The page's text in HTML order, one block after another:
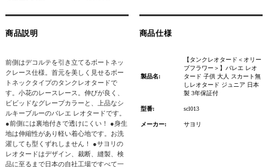
商品説明
前側はデコルテを引き立てるボートネッ
クレース仕様。首元を美しく見せるボー
トネックタイプのタンクレオタードで
す。小花のレースレース。伸びが良く、
ビビッドなグレープカラーと、上品なシ
ルキーブルーのバレエ レオタードです。
●前側には裏地付きで透けにくい！ ●身生
地は伸縮性があり軽い着心地です。お洗
濯しても型くずれしません！ ●サヨリの
レオタードはデザイン、裁断、縫製、検
品に至るまで日本の自社工場ですべて一
商品仕様
製品名:
【タンクレオタード＜オリー
ブフラワー＞】バレエ レオ
タード 子供 大人 スカート無
しレオタード ジュニア 日本
製 3年保証付
型番: scl013
メーカー: サヨリ